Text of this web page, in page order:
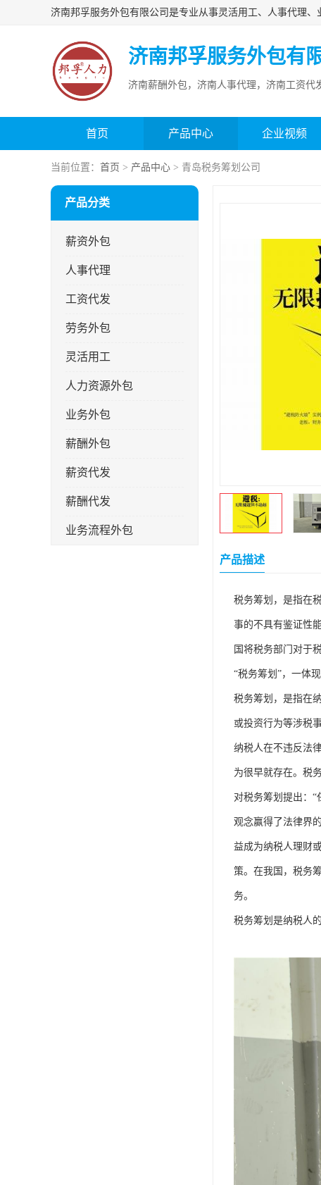
济南邦孚服务外包有
济南薪酬外包，济南人事代理，济南工资代
首页 产品中心 企业视频
当前位置： 首页 > 产品中心 > 青岛税务筹划公司
产品分类
薪资外包
人事代理
工资代发
劳务外包
灵活用工
人力资源外包
业务外包
薪酬外包
薪资代发
薪酬代发
业务流程外包
产品描述
税务筹划，是指在
事的不具有鉴证性
国将税务部门对于
“税务筹划”，一体
税务筹划，是指在
或投资行为等涉税
纳税人在不违反法
为很早就存在。税
对税务筹划提出：
观念赢得了法律界
益成为纳税人理财
策。在我国，税务
务。
税务筹划是纳税人